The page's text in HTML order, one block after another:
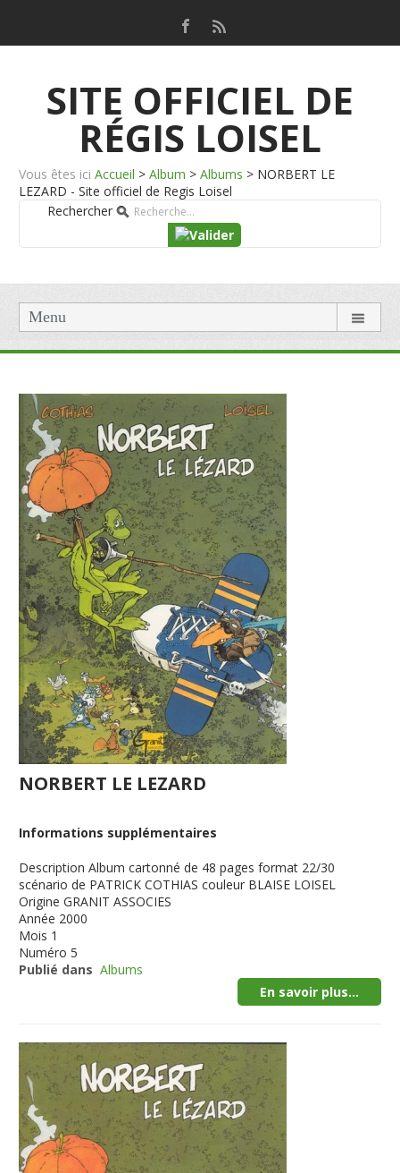
SITE OFFICIEL DE
RÉGIS LOISEL
Vous êtes ici Accueil > Album > Albums > NORBERT LE
LEZARD - Site officiel de Regis Loisel
Rechercher
Menu
NORBERT LE LEZARD
Informations supplémentaires
Description Album cartonné de 48 pages format 22/30
scénario de PATRICK COTHIAS couleur BLAISE LOISEL
Origine GRANIT ASSOCIES
Année 2000
Mois 1
Numéro 5
Publié dans Albums
En savoir plus...